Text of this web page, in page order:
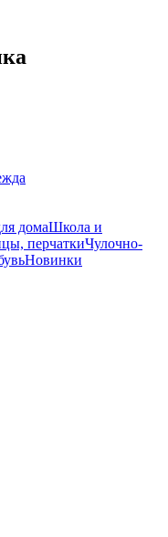
домаШкола и
перчаткиЧулочно-
Новинки